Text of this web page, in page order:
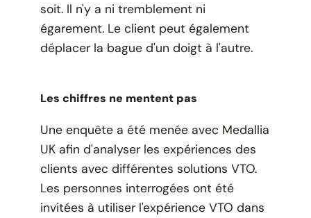
soit. Il n'y a ni tremblement ni
égarement. Le client peut également
déplacer la bague d'un doigt à l'autre.
Les chiffres ne mentent pas
Une enquête a été menée avec Medallia
UK afin d'analyser les expériences des
clients avec différentes solutions VTO.
Les personnes interrogées ont été
invitées à utiliser l'expérience VTO dans